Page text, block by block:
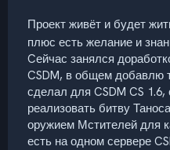
Проект живёт и будет
плюс есть желание и
Cейчас занялся
CSDM, в общем добавлю
сделал для CSDM CS
реализовать битву
оружием Мстителей для
есть на одном сервере